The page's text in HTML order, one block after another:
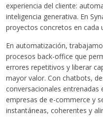
experiencia del cliente:
inteligencia generativa. En
proyectos concretos en cada
En automatización,
procesos back-office que
errores repetitivos y liberar
mayor valor. Con chatbots,
conversacionales
empresas de e-commerce y
instantáneas, coherentes y